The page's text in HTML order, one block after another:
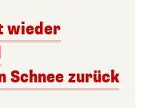
wieder
Schnee zurück